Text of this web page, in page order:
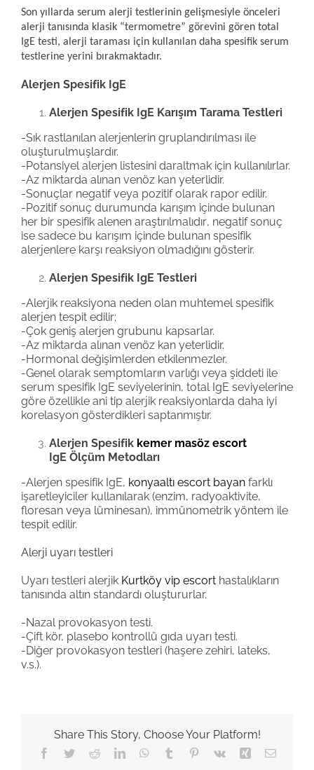
Son yıllarda serum alerji testlerinin gelişmesiyle önceleri
alerji tanısında klasik “termometre” görevini gören total
IgE testi, alerji taraması için kullanılan daha spesifik serum
testlerine yerini bırakmaktadır.
Alerjen Spesifik IgE
Alerjen Spesifik IgE Karışım Tarama Testleri
-Sık rastlanılan alerjenlerin gruplandırılması ile
oluşturulmuşlardır.
-Potansiyel alerjen listesini daraltmak için kullanılırlar.
-Az miktarda alınan venöz kan yeterlidir.
-Sonuçlar negatif veya pozitif olarak rapor edilir.
-Pozitif sonuç durumunda karışım içinde bulunan
her bir spesifik alenen araştırılmalıdır, negatif sonuç
ise sadece bu karışım içinde bulunan spesifik
alerjenlere karşı reaksiyon olmadığını gösterir.
Alerjen Spesifik IgE Testleri
-Alerjik reaksiyona neden olan muhtemel spesifik
alerjen tespit edilir;
-Çok geniş alerjen grubunu kapsarlar.
-Az miktarda alınan venöz kan yeterlidir.
-Hormonal değişimlerden etkilenmezler.
-Genel olarak semptomların varlığı veya şiddeti ile
serum spesifik IgE seviyelerinin, total IgE seviyelerine
göre özellikle ani tip alerjik reaksiyonlarda daha iyi
korelasyon gösterdikleri saptanmıştır.
Alerjen Spesifik kemer masöz escort
IgE Ölçüm Metodları
-Alerjen spesifik IgE, konyaaltı escort bayan farklı
işaretleyiciler kullanılarak (enzim, radyoaktivite,
floresan veya lüminesan), immünometrik yöntem ile
tespit edilir.
Alerji uyarı testleri
Uyarı testleri alerjik Kurtköy vip escort hastalıkların
tanısında altın standardı oluştururlar.
-Nazal provokasyon testi.
-Çift kör, plasebo kontrollü gıda uyarı testi.
-Diğer provokasyon testleri (haşere zehiri, lateks,
v.s.).
Share This Story, Choose Your Platform!
Facebook
TwitterRedditLinkedInWhatsApp
Tumblr Pinterest
Vk Xing E-